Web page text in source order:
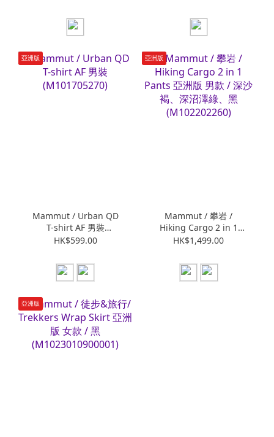
亞洲版
Mammut / Urban QD
T-shirt AF 男裝
(M101705270)
HK$599.00
亞洲版
Mammut / 攀岩 /
Hiking Cargo 2 in 1
Pants 亞洲版 男款 / 深沙
(M102202260)
HK$1,499.00
亞洲版